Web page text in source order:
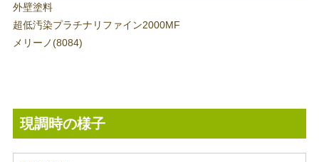
外壁塗料
超低汚染プラチナリファイン2000MF
メリーノ(8084)
現調時の様子